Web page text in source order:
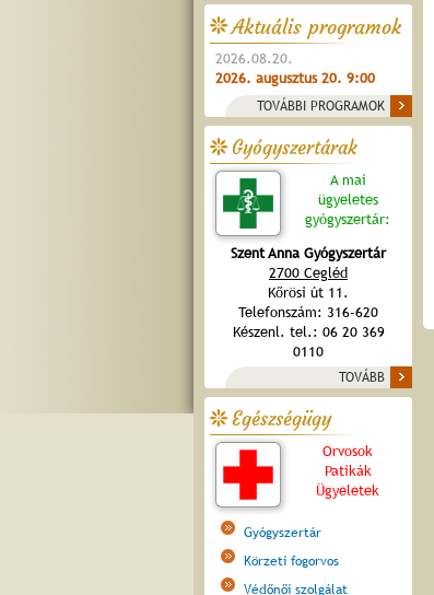
Aktuális programok
2026.08.20.
2026. augusztus 20. 9:00
TOVÁBBI PROGRAMOK
Gyógyszertárak
A mai
ügyeletes
gyógyszertár:
Szent Anna Gyógyszertár
2700 Cegléd
Kőrösi út 11.
Telefonszám: 316-620
Készenl. tel.: 06 20 369
0110
TOVÁBB
Egészségügy
Orvosok
Patikák
Ügyeletek
Gyógyszertár
Körzeti fogorvos
Védőnői szolgálat